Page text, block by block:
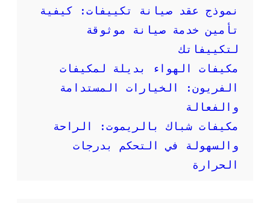
إ
ش
ا
ت
م
نموذج عقد صيانة تكييفات: كيفية
تأمين خدمة صيانة موثوقة
لتكييفاتك
مكيفات الهواء بديلة لمكيفات
الفريون: الخيارات المستدامة
والفعالة
مكيفات شباك بالريموت: الراحة
والسهولة في التحكم بدرجات
الحرارة